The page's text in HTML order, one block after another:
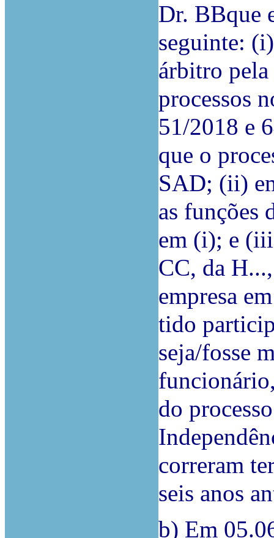
Dr. BBque
seguinte:
árbitro
processos
51/2018 e
que o
SAD; (ii)
as funções
em (i); e
CC, da
empresa
tido
seja/fosse
do
correram
seis anos
b) Em